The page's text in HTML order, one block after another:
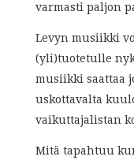
varmasti paljon
Levyn musiikki
(yli)tuotetulle
musiikki saattaa
uskottavalta
vaikuttajalistan
Mitä tapahtuu